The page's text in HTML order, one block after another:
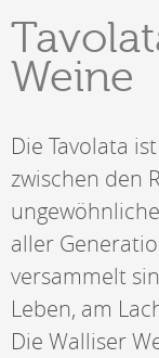
Weine
Die Tavolata
zwischen den
aller
versammelt
Leben, am
Die Walliser